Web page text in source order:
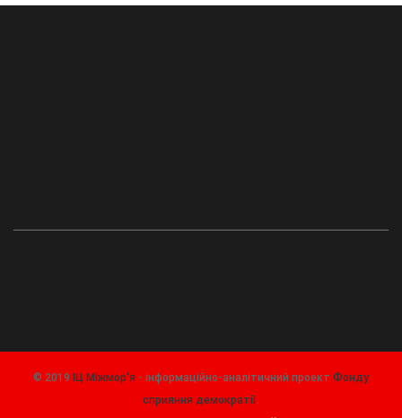
© 2019 ІЦ Міжмор'я - інформаційно-аналітичний проект Фонду
сприяння демократії